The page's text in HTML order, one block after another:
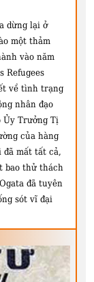
dừng lại ở
một thảm
vào năm
Refugees
về tình trạng
nhân đạo
Ủy Trưởng Tị
của hàng
mất tất cả,
bao thử thách
đã tuyên
sót vĩ đại